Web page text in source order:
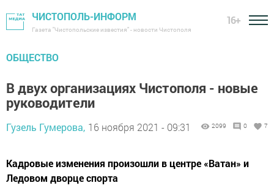
ЧИСТОПОЛЬ-ИНФОРМ
Газета "Чистопольские известия" - новости Чистополя
16+
ОБЩЕСТВО
В двух организациях Чистополя - новые
руководители
Гузель Гумерова, 16 ноября 2021 - 09:31 2099 0 7
Кадровые изменения произошли в центре «Ватан» и
Ледовом дворце спорта